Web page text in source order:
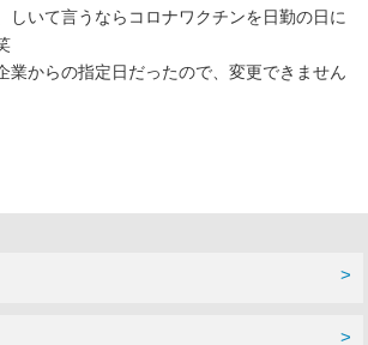
いて言うならコロナワクチンを日勤の日に
からの指定日だったので、変更できません